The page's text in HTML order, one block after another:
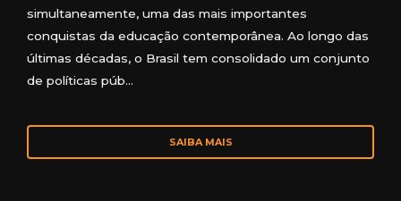
simultaneamente, uma das mais importantes
conquistas da educação contemporânea. Ao longo das
últimas décadas, o Brasil tem consolidado um conjunto
de políticas púb…
SAIBA MAIS